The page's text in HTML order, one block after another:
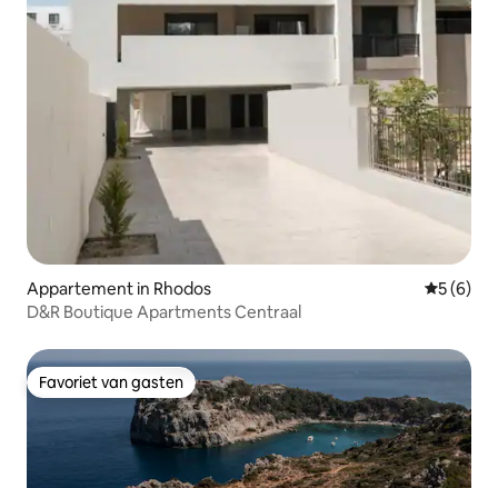
Appartement in Rhodos
5 (6)
D&R Boutique Apartments Centraal
Favoriet van gasten
Favoriet van gasten